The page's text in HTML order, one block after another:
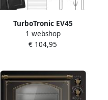
TurboTronic EV45
Vrijstaande Oven 45L
Instelbare temperatuur en
1 webshop
€ 104,95